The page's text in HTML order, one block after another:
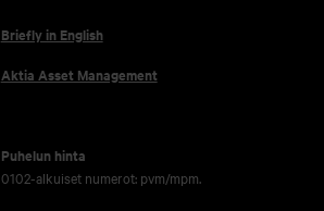
Briefly in English
Aktia Asset Management
Puhelun hinta
0102-alkuiset numerot: pvm/mpm.